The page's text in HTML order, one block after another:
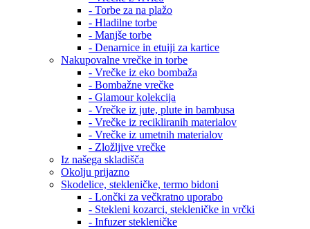
- Torbe za na plažo
- Hladilne torbe
- Manjše torbe
- Denarnice in etuiji za kartice
Nakupovalne vrečke in torbe
- Vrečke iz eko bombaža
- Bombažne vrečke
- Glamour kolekcija
- Vrečke iz jute, plute in bambusa
- Vrečke iz recikliranih materialov
- Vrečke iz umetnih materialov
- Zložljive vrečke
Iz našega skladišča
Okolju prijazno
Skodelice, stekleničke, termo bidoni
- Lončki za večkratno uporabo
- Stekleni kozarci, stekleničke in vrčki
- Infuzer stekleničke